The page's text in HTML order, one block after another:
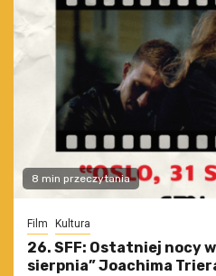
8 min przeczytania
Film Kultura
26. SFF: Ostatniej nocy w
sierpnia” Joachima